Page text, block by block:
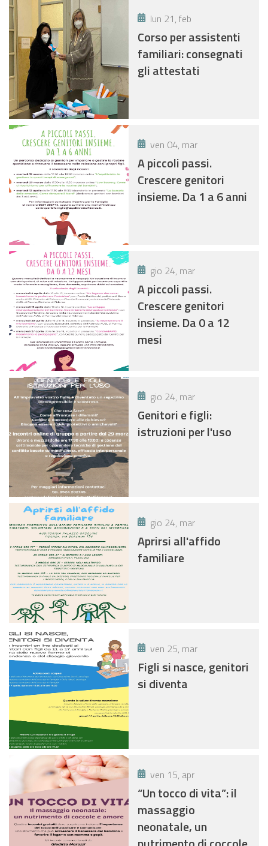
lun 21, feb
Corso per assistenti
familiari: consegnati
gli attestati
ven 04, mar
A piccoli passi.
Crescere genitori
insieme. Da 1 a 6 anni
gio 24, mar
A piccoli passi.
Crescere genitori
insieme. Da 0 a 12
mesi
gio 24, mar
Genitori e figli:
istruzioni per l'uso
gio 24, mar
Aprirsi all'affido
familiare
ven 25, mar
Figli si nasce, genitori
si diventa
ven 15, apr
“Un tocco di vita”: il
massaggio
neonatale, un